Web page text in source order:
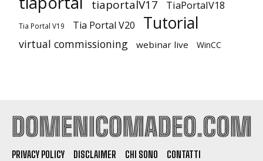
tiaportalV17 TiaPortalV18
Tia Portal V19 Tia Portal V20 Tutorial
virtual commissioning webinar live WinCC
PRIVACY POLICY DISCLAIMER CHI SONO CONTATTI